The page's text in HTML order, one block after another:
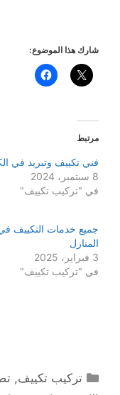
شارك هذا الموضوع:
مرتبط
فني تكييف وتبريد في
8 سبتمبر، 2024
في "تركيب تكييف"
جميع خدمات التكييف
المنازل
3 فبراير، 2025
في "تركيب تكييف"
التصنيفات
تركيب تكييف,